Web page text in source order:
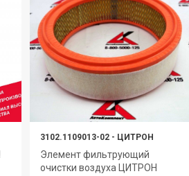
3102.1109013-02 - ЦИТРОН
Элемент фильтрующий
очистки воздуха ЦИТРОН